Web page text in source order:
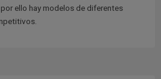
ello hay modelos de diferentes